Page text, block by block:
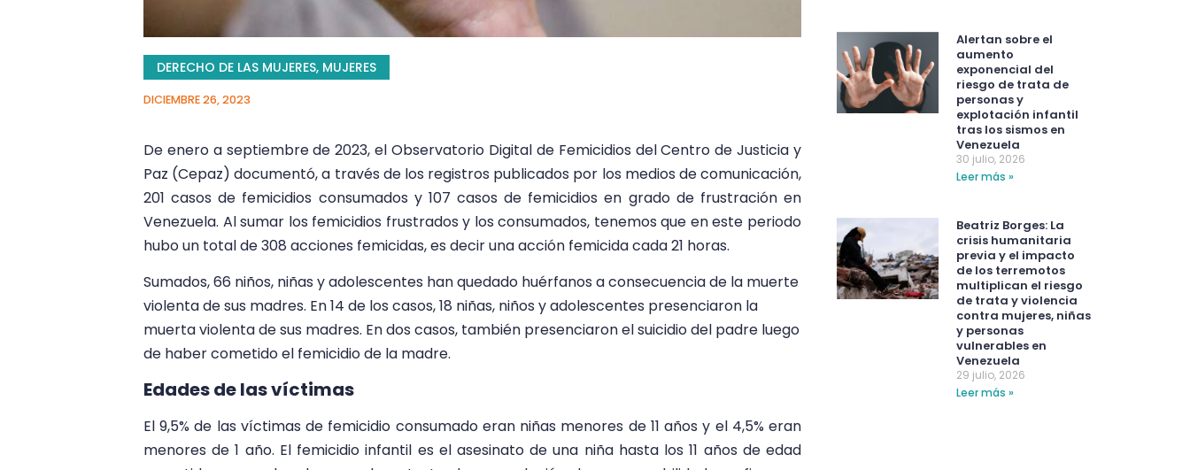
DERECHO DE LAS MUJERES, MUJERES
DICIEMBRE 26, 2023
De enero a septiembre de 2023, el Observatorio Digital de Femicidios del Centro de Justicia y
Paz (Cepaz) documentó, a través de los registros publicados por los medios de comunicación,
201 casos de femicidios consumados y 107 casos de femicidios en grado de frustración en
Venezuela. Al sumar los femicidios frustrados y los consumados, tenemos que en este periodo
hubo un total de 308 acciones femicidas, es decir una acción femicida cada 21 horas.
Sumados, 66 niños, niñas y adolescentes han quedado huérfanos a consecuencia de la muerte
violenta de sus madres. En 14 de los casos, 18 niñas, niños y adolescentes presenciaron la
muerta violenta de sus madres. En dos casos, también presenciaron el suicidio del padre luego
de haber cometido el femicidio de la madre.
Edades de las víctimas
El 9,5% de las víctimas de femicidio consumado eran niñas menores de 11 años y el 4,5% eran
menores de 1 año. El femicidio infantil es el asesinato de una niña hasta los 11 años de edad
Alertan sobre el
aumento
exponencial del
riesgo de trata de
personas y
explotación infantil
tras los sismos en
Venezuela
30 julio, 2026
Leer más »
Beatriz Borges: La
crisis humanitaria
previa y el impacto
de los terremotos
multiplican el riesgo
de trata y violencia
contra mujeres, niñas
y personas
vulnerables en
Venezuela
29 julio, 2026
Leer más »